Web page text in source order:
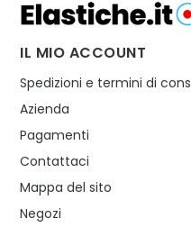
IL MIO ACCOUNT
Spedizioni e termini di
Azienda
Pagamenti
Contattaci
Mappa del sito
Negozi